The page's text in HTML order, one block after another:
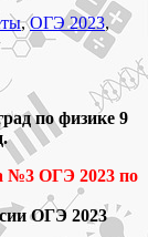
,ОГЭ 2023,
по физике 9
№3 ОГЭ 2023 по
ОГЭ 2023